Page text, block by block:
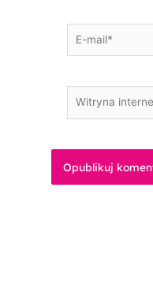
mail*
Witryna
internetowa